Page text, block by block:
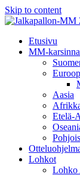
Skip to content
Etusivu
MM-
Aasia
Etelä-
Lohkot
Lohko